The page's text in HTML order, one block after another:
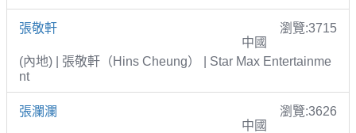
張敬軒
瀏覽:3715
中國
(內地) | 張敬軒（Hins Cheung） | Star Max Entertainme
nt
張瀾瀾
瀏覽:3626
中國